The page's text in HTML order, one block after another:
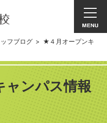
フブログ > ★４月オープンキ
ンパス情報